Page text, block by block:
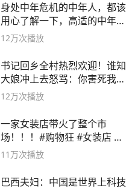
身处中年危机的中年人，都该
用心了解一下，高适的中年逆
袭之路
12万次播放
书记回乡全村热烈欢迎！谁知
大娘冲上去怒骂：你害死我儿
子
12万次播放
一家女装店带火了整个市
场！！！#购物狂 #女装店 #
高品质女装
11万次播放
巴西夫妇：中国是世界上科技